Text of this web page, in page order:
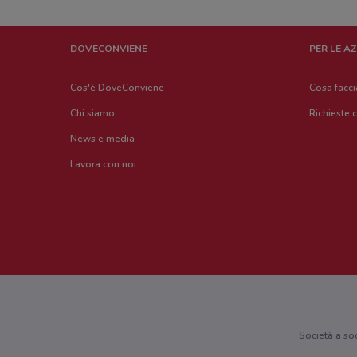
DOVECONVIENE
Cos'è DoveConviene
Chi siamo
News e media
Lavora con noi
PER LE
Cosa
Richieste
Società a